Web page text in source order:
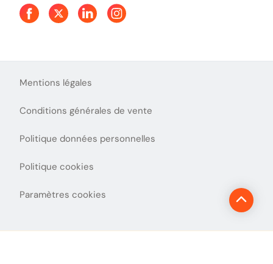
Presse
Mentions légales
Conditions générales de vente
Politique données personnelles
Politique cookies
Paramètres cookies